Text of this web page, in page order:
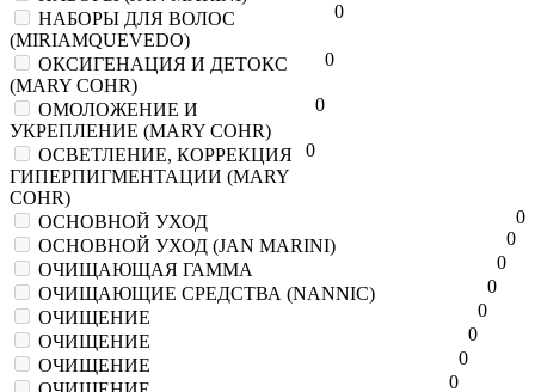
0
НАБОРЫ ДЛЯ ВОЛОС
(MIRIAMQUEVEDO)
0
ОКСИГЕНАЦИЯ И ДЕТОКС
(MARY COHR)
0
ОМОЛОЖЕНИЕ И
УКРЕПЛЕНИЕ (MARY COHR)
0
ОСВЕТЛЕНИЕ, КОРРЕКЦИЯ
ГИПЕРПИГМЕНТАЦИИ (MARY
COHR)
0
ОСНОВНОЙ УХОД
0
ОСНОВНОЙ УХОД (JAN MARINI)
0
ОЧИЩАЮЩАЯ ГАММА
0
ОЧИЩАЮЩИЕ СРЕДСТВА (NANNIC)
0
ОЧИЩЕНИЕ
0
ОЧИЩЕНИЕ
0
ОЧИЩЕНИЕ
0